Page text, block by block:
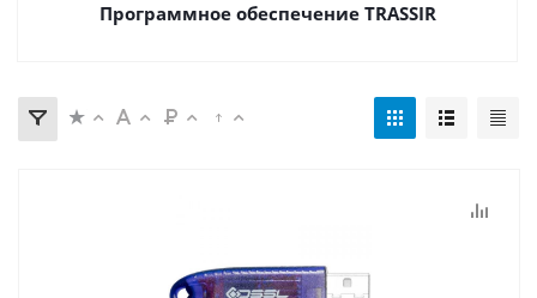
Программное обеспечение TRASSIR